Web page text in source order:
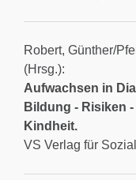
Robert, Günther/
(Hrsg.):
Aufwachsen in
Bildung - Risiken
Kindheit.
VS Verlag für